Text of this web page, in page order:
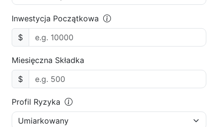
Inwestycja Początkowa
$
Miesięczna Składka
$
Profil Ryzyka